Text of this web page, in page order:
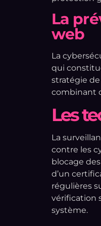
La
web
La
qui
stratégie
combinant
Les
La
contre les
blocage
d’un
régulières
vérification
système.